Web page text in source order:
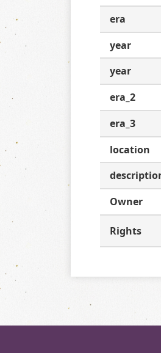
era
year
year
era_2
era_3
location
Owner
Rights